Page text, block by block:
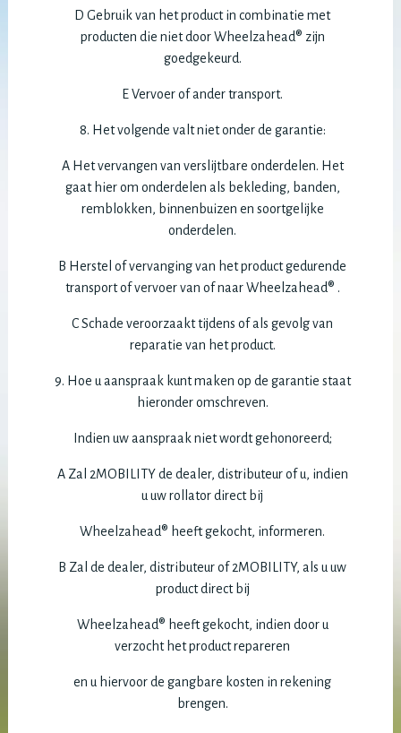
D Gebruik van het product in combinatie met
producten die niet door Wheelzahead® zijn
goedgekeurd.
E Vervoer of ander transport.
8. Het volgende valt niet onder de garantie:
A Het vervangen van verslijtbare onderdelen. Het
gaat hier om onderdelen als bekleding, banden,
remblokken, binnenbuizen en soortgelijke
onderdelen.
B Herstel of vervanging van het product gedurende
transport of vervoer van of naar Wheelzahead® .
C Schade veroorzaakt tijdens of als gevolg van
reparatie van het product.
9. Hoe u aanspraak kunt maken op de garantie staat
hieronder omschreven.
Indien uw aanspraak niet wordt gehonoreerd;
A Zal 2MOBILITY de dealer, distributeur of u, indien
u uw rollator direct bij
Wheelzahead® heeft gekocht, informeren.
B Zal de dealer, distributeur of 2MOBILITY, als u uw
product direct bij
Wheelzahead® heeft gekocht, indien door u
verzocht het product repareren
en u hiervoor de gangbare kosten in rekening
brengen.